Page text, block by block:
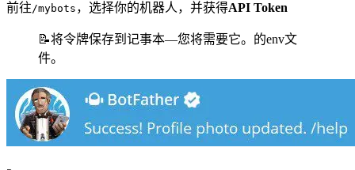
前往/mybots ，选择你的机器人，并获得API Token
📝将令牌保存到记事本—您将需要它。的env文
件。